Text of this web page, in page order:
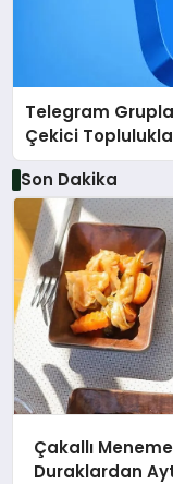
Telegram
Çekici
Son Dakika
Çakallı
Duraklardan